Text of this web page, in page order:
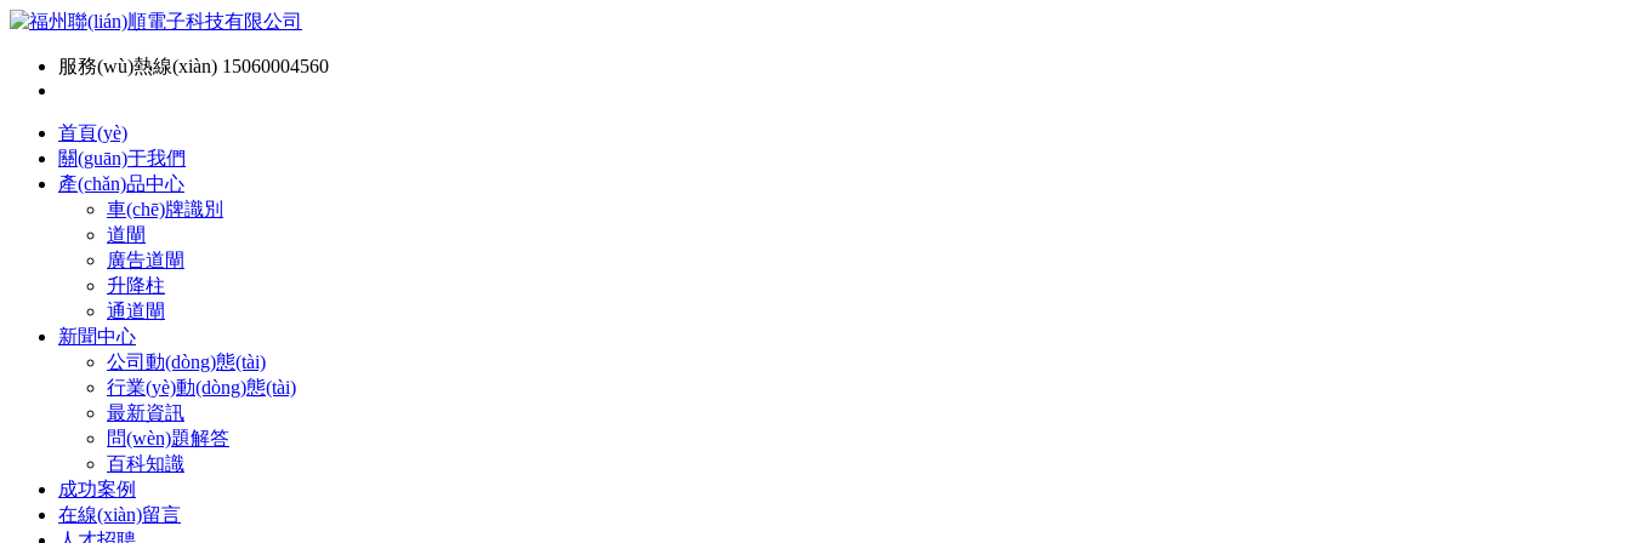
服務(wù)熱線(xiàn) 15060004560
首頁(yè)
關(guān)于我們
產(chǎn)品中心
車(chē)牌識別
道閘
廣告道閘
升降柱
通道閘
新聞中心
公司動(dòng)態(tài)
行業(yè)動(dòng)態(tài)
最新資訊
問(wèn)題解答
百科知識
成功案例
在線(xiàn)留言